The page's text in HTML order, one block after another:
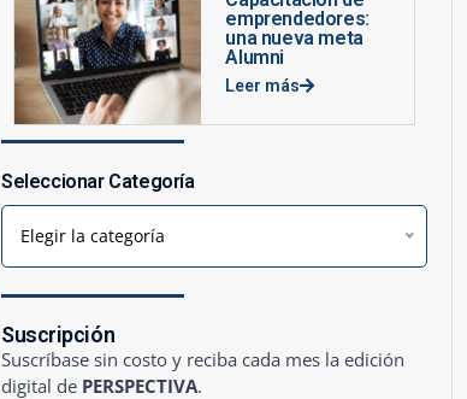
emprendedores:
una nueva meta
Alumni
Leer más
Seleccionar Categoría
Elegir la categoría
Suscripción
Suscríbase sin costo y reciba cada mes la edición
digital de PERSPECTIVA.